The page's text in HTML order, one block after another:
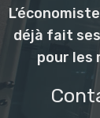
déjà fait
pour les